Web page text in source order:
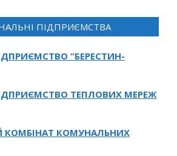
ПІДПРИЄМСТВА
“БЕРЕСТИН-
ТЕПЛОВИХ МЕРЕЖ
КОМБІНАТ КОМУНАЛЬНИХ